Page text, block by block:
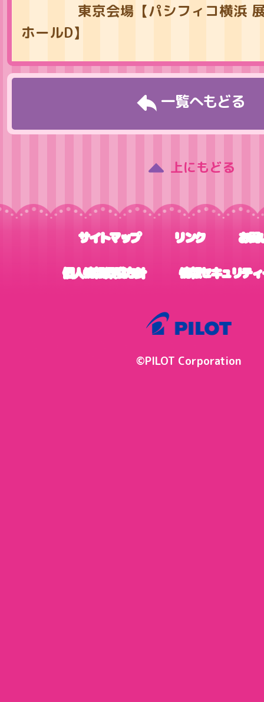
東京会場【パシフィコ横浜 展
ホールD】
一覧へもどる
上にもどる
サイトマップ リンク お問
個人情報保護方針 情報セキュリテ
©PILOT Corporation